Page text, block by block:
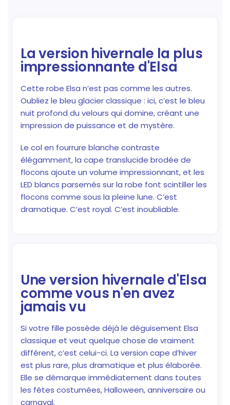
La version hivernale la plus
impressionnante d'Elsa
Cette robe Elsa n’est pas comme les autres.
Oubliez le bleu glacier classique : ici, c’est le bleu
nuit profond du velours qui domine, créant une
impression de puissance et de mystère.
Le col en fourrure blanche contraste
élégamment, la cape translucide brodée de
flocons ajoute un volume impressionnant, et les
LED blancs parsemés sur la robe font scintiller les
flocons comme sous la pleine lune. C’est
dramatique. C’est royal. C’est inoubliable.
Une version hivernale d'Elsa
comme vous n'en avez
jamais vu
Si votre fille possède déjà le déguisement Elsa
classique et veut quelque chose de vraiment
différent, c’est celui-ci. La version cape d’hiver
est plus rare, plus dramatique et plus élaborée.
Elle se démarque immédiatement dans toutes
les fêtes costumées, Halloween, anniversaire ou
carnaval.